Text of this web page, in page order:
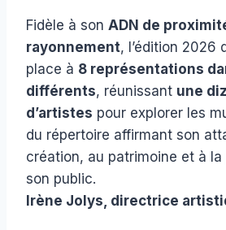
Fidèle à son ADN de
rayonnement, l’édition 2026
place à 8 représentations
différents, réunissant une
d’artistes pour explorer les
du répertoire affirmant son
création, au patrimoine et à
son public.
Irène Jolys, directrice